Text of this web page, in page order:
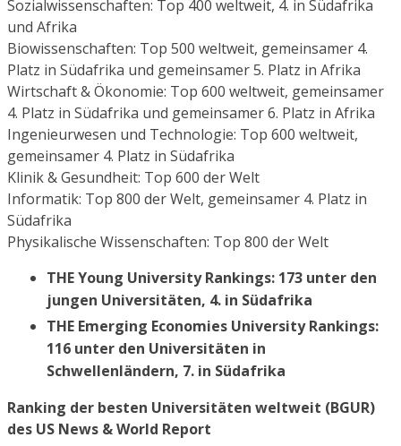
Sozialwissenschaften: Top 400 weltweit, 4. in Südafrika
und Afrika
Biowissenschaften: Top 500 weltweit, gemeinsamer 4.
Platz in Südafrika und gemeinsamer 5. Platz in Afrika
Wirtschaft & Ökonomie: Top 600 weltweit, gemeinsamer
4. Platz in Südafrika und gemeinsamer 6. Platz in Afrika
Ingenieurwesen und Technologie: Top 600 weltweit,
gemeinsamer 4. Platz in Südafrika
Klinik & Gesundheit: Top 600 der Welt
Informatik: Top 800 der Welt, gemeinsamer 4. Platz in
Südafrika
Physikalische Wissenschaften: Top 800 der Welt
THE Young University Rankings: 173 unter den
jungen Universitäten, 4. in Südafrika
THE Emerging Economies University Rankings:
116 unter den Universitäten in
Schwellenländern, 7. in Südafrika
Ranking der besten Universitäten weltweit (BGUR)
des US News & World Report